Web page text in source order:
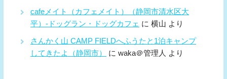
cafeメイト（カフェメイト）（静岡市清水区大
平）-ドッグラン・ドッグカフェ に 横山 より
さんかく山 CAMP FIELDへふうたと1泊キャンプ
してきたよ（静岡市）
に waka＠管理人 より